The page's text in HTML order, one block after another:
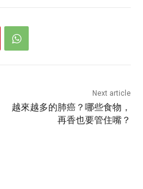
Next article
越來越多的肺癌？哪些食物，
再香也要管住嘴？